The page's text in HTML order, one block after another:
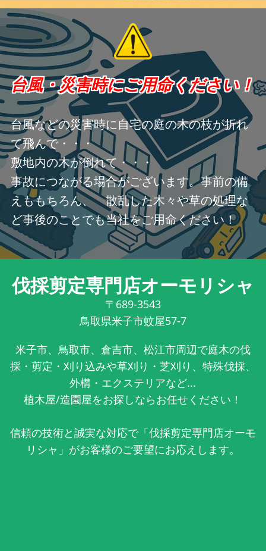
台風・災害時にご用命ください！
台風などの災害時に自宅の庭の木の枝が折れ
て飛んで・・・
敷地内の木が倒れて・・・
事故につながる場合がございます。事前の備
えももちろん、 散乱した木々や草の処理な
ど事後のことでも当社をご用命ください！
伐採剪定専門店オーモリシャ
〒689-3543
鳥取県米子市蚊屋57-7
米子市、鳥取市、倉吉市、松江市周辺で庭木の伐
採・剪定・刈り込みや草刈り・芝刈り、特殊伐採、
外構・エクステリアなど...
植木屋/造園屋をお探しならお任せください！
信頼の技術と誠実な対応で「伐採剪定専門店オーモ
リシャ」がお客様のご要望にお応えします。